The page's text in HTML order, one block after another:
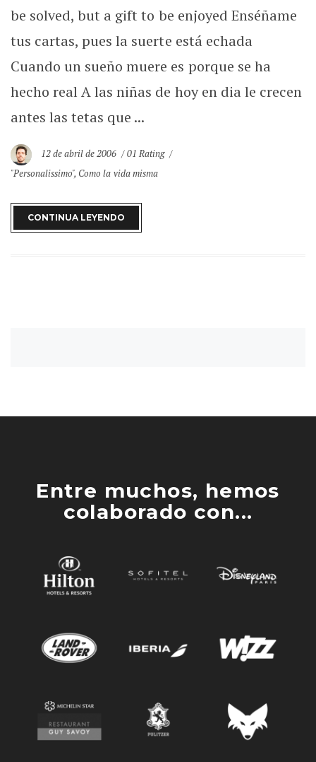
be solved, but a gift to be enjoyed Enséñame
tus cartas, pues la suerte está echada
Cuando un sueño muere es porque se ha
hecho real A las niñas de hoy en dia le crecen
antes las tetas que ...
12 de abril de 2006
01 Rating
"Personalissimo", Como la vida misma
CONTINUA LEYENDO
Entre muchos, hemos
colaborado con...